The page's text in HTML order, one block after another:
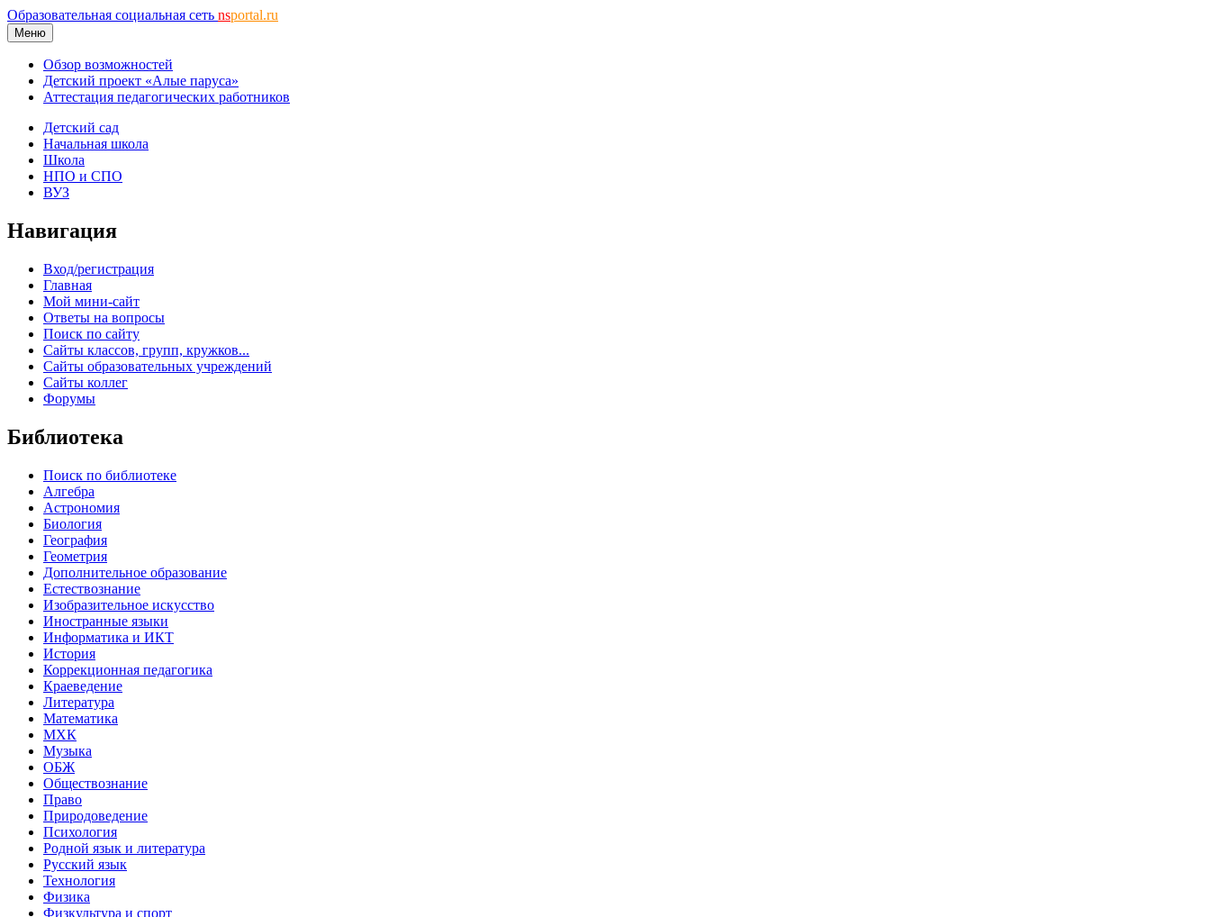
Образовательная социальная сеть nsportal.ru
Меню
Обзор возможностей
Детский проект «Алые паруса»
Аттестация педагогических работников
Детский сад
Начальная школа
Школа
НПО и СПО
ВУЗ
Навигация
Вход/регистрация
Главная
Мой мини-сайт
Ответы на вопросы
Поиск по сайту
Сайты классов, групп, кружков...
Сайты образовательных учреждений
Сайты коллег
Форумы
Библиотека
Поиск по библиотеке
Алгебра
Астрономия
Биология
География
Геометрия
Дополнительное образование
Естествознание
Изобразительное искусство
Иностранные языки
Информатика и ИКТ
История
Коррекционная педагогика
Краеведение
Литература
Математика
МХК
Музыка
ОБЖ
Обществознание
Право
Природоведение
Психология
Родной язык и литература
Русский язык
Технология
Физика
Физкультура и спорт